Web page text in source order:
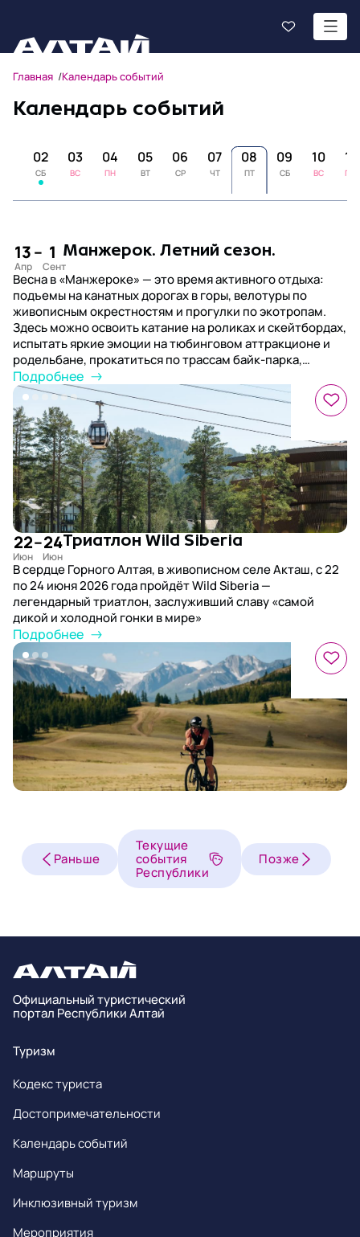
Главная Календарь событий
Календарь событий
02
СБ
03
ВС
04
ПН
05
ВТ
06
СР
07
ЧТ
08
ПТ
09
СБ
10
ВС
11
ПН
13– 1 Манжерок. Летний сезон.
Весна в «Манжероке» — это время активного отдыха:
подъемы на канатных дорогах в горы, велотуры по
живописным окрестностям и прогулки по экотропам.
Здесь можно освоить катание на роликах и скейтбордах,
испытать яркие эмоции на тюбинговом аттракционе и
родельбане, прокатиться по трассам байк-парка,
попробовать полеты на парапланах и поездки на
квадроциклах, а также побывать на экскурсиях к самым
живописным уголкам региона и к цветущему
маральнику.
Подробнее
22–24Триатлон Wild Siberia
В сердце Горного Алтая, в живописном селе Акташ, с 22
по 24 июня 2026 года пройдёт Wild Siberia —
легендарный триатлон, заслуживший славу «самой
дикой и холодной гонки в мире»
Подробнее
Раньше
Текущие
события
Республики
Позже
Официальный туристический
портал Республики Алтай
Туризм
Кодекс туриста
Достопримечательности
Календарь событий
Маршруты
Инклюзивный туризм
Мероприятия